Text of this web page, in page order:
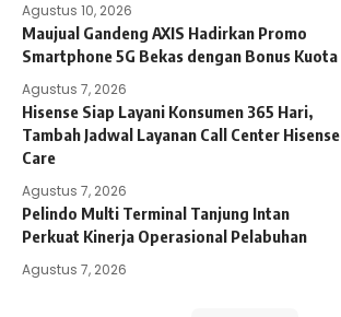
Agustus 10, 2026
Maujual Gandeng AXIS Hadirkan Promo
Smartphone 5G Bekas dengan Bonus Kuota
Agustus 7, 2026
Hisense Siap Layani Konsumen 365 Hari,
Tambah Jadwal Layanan Call Center Hisense
Care
Agustus 7, 2026
Pelindo Multi Terminal Tanjung Intan
Perkuat Kinerja Operasional Pelabuhan
Agustus 7, 2026